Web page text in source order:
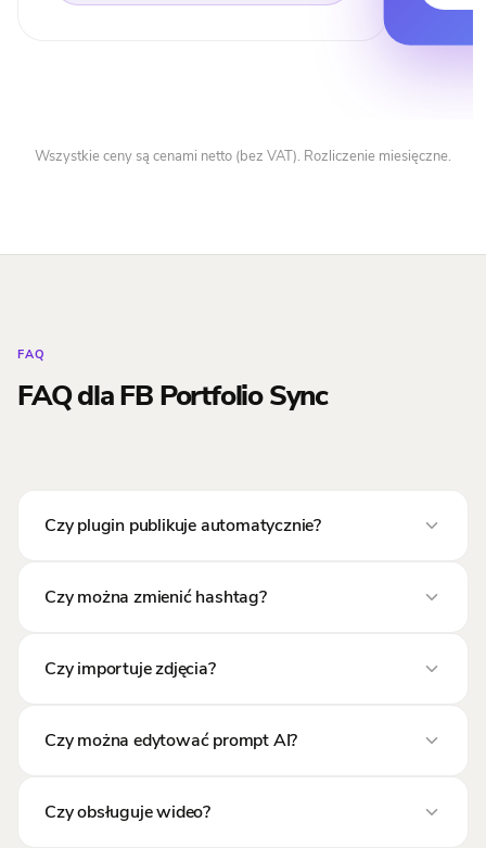
Wszystkie ceny są cenami netto (bez VAT). Rozliczenie miesięczne.
FAQ
FAQ dla FB Portfolio Sync
Czy plugin publikuje automatycznie?
włączyć autopublikację w ustawieniach.
Czy można zmienić hashtag?
Czy importuje zdjęcia?
Library WordPress.
Czy można edytować prompt AI?
nad promptami.
Czy obsługuje wideo?